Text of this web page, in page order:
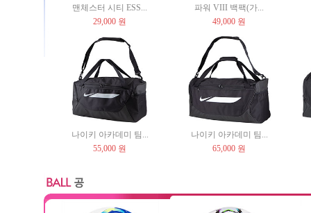
맨체스터 시티 ESS...
29,000 원
파워 VIII 백팩(가...
49,000 원
나이키 아카데미 팀...
55,000 원
나이키 아카데미 팀...
65,000 원